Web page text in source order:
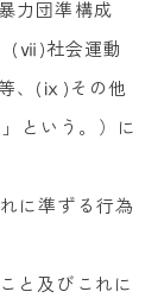
力団準構成
(ⅶ)社会運動
、(ⅸ)その他
という。）に
に準ずる行為
と及びこれに